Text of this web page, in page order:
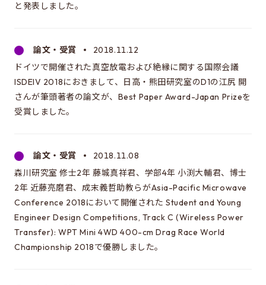
駒場での講義
同窓会のページ
資料アーカイブ
内部生向けページ
電気系事務室
お問い合わせ・アクセス
お問い合わせ
アクセス
と発表しました。
論文・受賞
2018.11.12
ドイツで開催された真空放電および絶縁に関する国際会議
ISDEIV 2018におきまして、日高・熊田研究室のD1の江尻 開
さんが筆頭著者の論文が、Best Paper Award-Japan Prizeを
受賞しました。
論文・受賞
2018.11.08
森川研究室 修士2年 藤城真祥君、学部4年 小渕大輔君、博士
2年 近藤亮磨君、成末義哲助教らがAsia-Pacific Microwave
Conference 2018において開催された Student and Young
Engineer Design Competitions, Track C (Wireless Power
Transfer): WPT Mini 4WD 400-cm Drag Race World
Championship 2018で優勝しました。